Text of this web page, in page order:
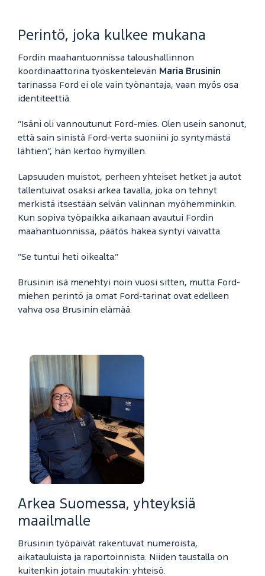
Perintö, joka kulkee mukana
Fordin maahantuonnissa taloushallinnon
koordinaattorina työskentelevän Maria Brusinin
tarinassa Ford ei ole vain työnantaja, vaan myös osa
identiteettiä.
”Isäni oli vannoutunut Ford-mies. Olen usein sanonut,
että sain sinistä Ford-verta suoniini jo syntymästä
lähtien”, hän kertoo hymyillen.
Lapsuuden muistot, perheen yhteiset hetket ja autot
tallentuivat osaksi arkea tavalla, joka on tehnyt
merkistä itsestään selvän valinnan myöhemminkin.
Kun sopiva työpaikka aikanaan avautui Fordin
maahantuonnissa, päätös hakea syntyi vaivatta.
”Se tuntui heti oikealta.”
Brusinin isä menehtyi noin vuosi sitten, mutta Ford-
miehen perintö ja omat Ford-tarinat ovat edelleen
vahva osa Brusinin elämää.
Arkea Suomessa, yhteyksiä
maailmalle
Brusinin työpäivät rakentuvat numeroista,
aikatauluista ja raportoinnista. Niiden taustalla on
kuitenkin jotain muutakin: yhteisö.